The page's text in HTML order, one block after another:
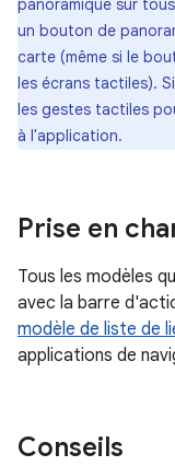
panoramique sur
un bouton de
carte (même si le
les écrans tactiles).
les gestes tactiles
à l'application.
Prise en
Tous les modèles
avec la barre
modèle de liste de
applications de
Conseils